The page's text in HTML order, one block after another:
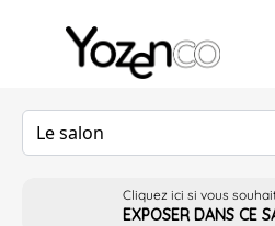
Yozenco - Organisateur
Cliquez ici si vous
EXPOSER DANS CE